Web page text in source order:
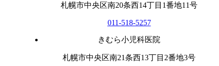
札幌市中央区南20条西14丁目1番地11号
011-518-5257
きむら小児科医院
札幌市中央区南21条西13丁目2番地3号